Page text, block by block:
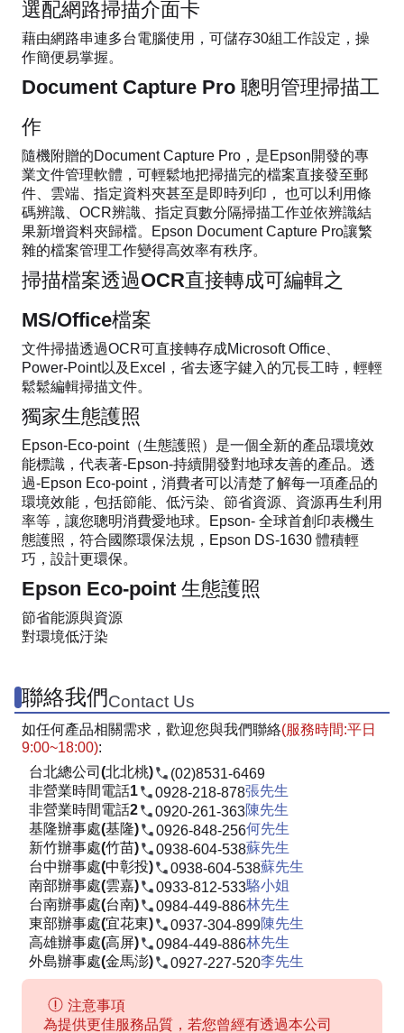
選配網路掃描介面卡
藉由網路串連多台電腦使用，可儲存30組工作設定，操
作簡便易掌握。
Document Capture Pro 聰明管理掃描工
作
隨機附贈的Document Capture Pro，是Epson開發的專
業文件管理軟體，可輕鬆地把掃描完的檔案直接發至郵
件、雲端、指定資料夾甚至是即時列印， 也可以利用條
碼辨識、OCR辨識、指定頁數分隔掃描工作並依辨識結
果新增資料夾歸檔。Epson Document Capture Pro讓繁
雜的檔案管理工作變得高效率有秩序。
掃描檔案透過OCR直接轉成可編輯之
MS/Office檔案
文件掃描透過OCR可直接轉存成Microsoft Office、
Power-Point以及Excel，省去逐字鍵入的冗長工時，輕輕
鬆鬆編輯掃描文件。
獨家生態護照
Epson-Eco-point（生態護照）是一個全新的產品環境效
能標識，代表著-Epson-持續開發對地球友善的產品。透
過-Epson Eco-point，消費者可以清楚了解每一項產品的
環境效能，包括節能、低污染、節省資源、資源再生利用
率等，讓您聰明消費愛地球。Epson- 全球首創印表機生
態護照，符合國際環保法規，Epson DS-1630 體積輕
巧，設計更環保。
Epson Eco-point 生態護照
節省能源與資源
對環境低汙染
聯絡我們Contact Us
如任何產品相關需求，歡迎您與我們聯絡(服務時間:平日
9:00~18:00):
台北總公司(北北桃)
(02)8531-6469
非營業時間電話1
0928-218-878張先生
非營業時間電話2
0920-261-363陳先生
基隆辦事處(基隆)
0926-848-256何先生
新竹辦事處(竹苗)
0938-604-538蘇先生
台中辦事處(中彰投)
0938-604-538蘇先生
南部辦事處(雲嘉)
0933-812-533駱小姐
台南辦事處(台南)
0984-449-886林先生
東部辦事處(宜花東)
0937-304-899陳先生
高雄辦事處(高屏)
0984-449-886林先生
外島辦事處(金馬澎)
0927-227-520李先生
注意事項
為提供更佳服務品質，若您曾經有透過本公司